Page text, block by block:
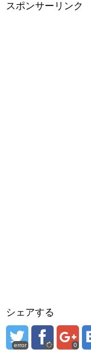
スポンサーリンク
シェアする
error 0